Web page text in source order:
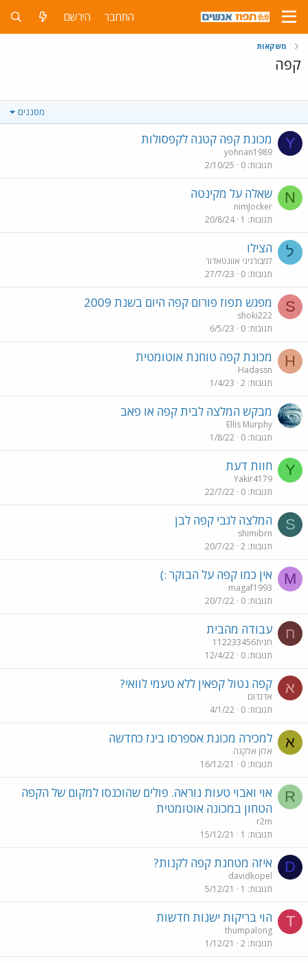
התחבר הירשם
משקאות
קפה
מסננים
Y מכונת קפה קטנה לקפסולות
yohnan1989
תגובות 0
2/10/25
N שאלה על מקינטה
nimJocker
תגובות 1
20/8/24
ל הצילו
למבורגיני אוונטאדור
תגובות 0
27/7/23
S מפגש תפוז פורום קפה היום בשנת 2009
shoki222
תגובות 0
6/5/23
H מכונת קפה טוחנת אוטומטית
Hadassn
תגובות 2
1/4/23
מבקש המלצה לבית קפה או פאב
Ellis Murphy
תגובות 0
1/8/22
Y חוות דעת
Yakir4179
תגובות 0
22/7/22
S המלצה לגבי קפה לבן
shimibrn
תגובות 2
20/7/22
M אין כמו קפה על הבוקר :)
magaf1993
תגובות 0
20/7/22
ח עבודה מהבית
חגית112233456
תגובות 0
12/4/22
א קפה נטול קפאין ללא טעמי לוואי?
אדנדום
תגובות 0
4/1/22
א למכירה מכונת אספרסו בינז כחדשה
אלון אלקנה
תגובות 0
16/12/21
R
אוי ואבוי טעות נוראה. פולים שהוכנסו למקום של הקפה
הטחון במכונה אוטומטית
r2m
תגובות 1
15/12/21
D איזה מטחנת קפה לקנות?
davidkopel
תגובות 1
5/12/21
T הוי בריקות ישנות חדשות
thumpalong
תגובות 2
1/12/21